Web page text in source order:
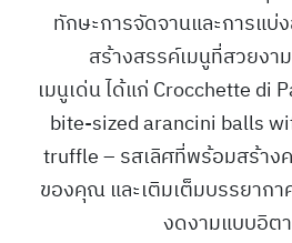
ทักษะการจัดจานและการแบ่
สร้างสรรค์เมนูที่สวยงา
เมนูเด่น ได้แก่ Crocchette di
bite-sized arancini balls
truffle – รสเลิศที่พร้อมสร้าง
ของคุณ และเติมเต็มบรรยาก
งดงามแบบอิต